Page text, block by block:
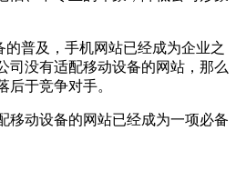
普及，手机网站已经成为企业之
司没有适配移动设备的网站，那么
后于竞争对手。
移动设备的网站已经成为一项必备